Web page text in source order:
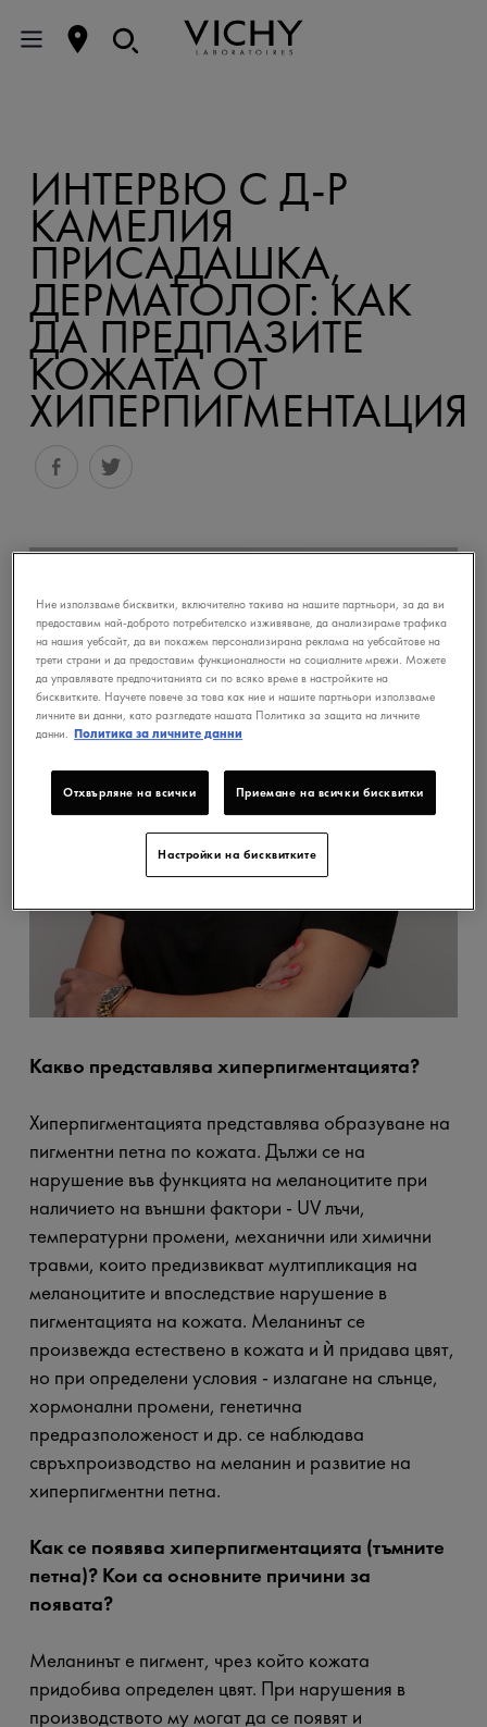
ИНТЕРВЮ С Д-Р
КАМЕЛИЯ
ПРИСАДАШКА,
ДЕРМАТОЛОГ: КАК
ДА ПРЕДПАЗИТЕ
КОЖАТА ОТ
ХИПЕРПИГМЕНТАЦИЯ
Какво представлява хиперпигментацията?
Хиперпигментацията представлява образуване на
пигментни петна по кожата. Дължи се на
нарушение във функцията на меланоцитите при
наличието на външни фактори - UV лъчи,
температурни промени, механични или химични
травми, които предизвикват мултипликация на
меланоцитите и впоследствие нарушение в
пигментацията на кожата. Меланинът се
произвежда естествено в кожата и ѝ придава цвят,
но при определени условия - излагане на слънце,
хормонални промени, генетична
предразположеност и др. се наблюдава
свръхпроизводство на меланин и развитие на
хиперпигментни петна.
Как се появява хиперпигментацията (тъмните
петна)? Кои са основните причини за
появата?
Меланинът е пигмент, чрез който кожата
придобива определен цвят. При нарушения в
производството му могат да се появят и
Ние използваме бисквитки, включително такива на нашите партньори, за да ви
предоставим най-доброто потребителско изживяване, да анализираме трафика
на нашия уебсайт, да ви покажем персонализирана реклама на уебсайтове на
трети страни и да предоставим функционалности на социалните мрежи. Можете
да управлявате предпочитанията си по всяко време в настройките на
бисквитките. Научете повече за това как ние и нашите партньори използваме
личните ви данни, като разгледате нашата Политика за защита на личните
данни. Политика за личните данни
Отхвърляне на всички Приемане на всички бисквитки
Настройки на бисквитките